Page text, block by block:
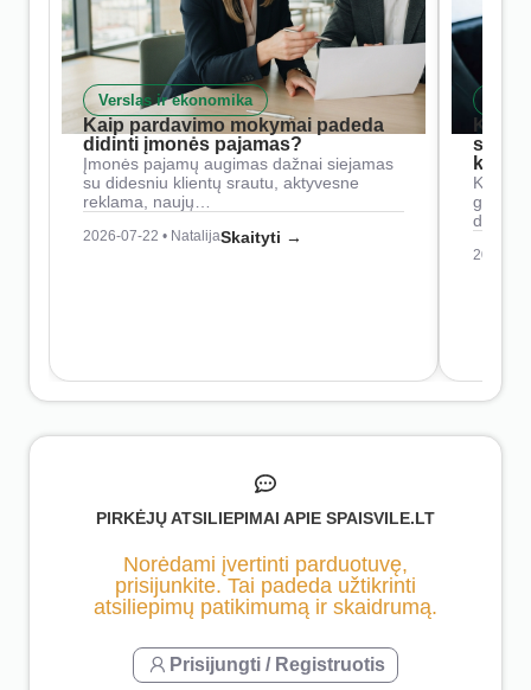
Verslas ir ekonomika
Kaip pardavimo mokymai padeda
didinti įmonės pajamas?
Įmonės pajamų augimas dažnai siejamas
su didesniu klientų srautu, aktyvesne
reklama, naujų…
2026-07-22 • NatalijaSkaityti →
Kaip
2026-
PIRKĖJŲ ATSILIEPIMAI APIE SPAISVILE.LT
Norėdami įvertinti parduotuvę,
prisijunkite. Tai padeda užtikrinti
atsiliepimų patikimumą ir skaidrumą.
Prisijungti / Registruotis